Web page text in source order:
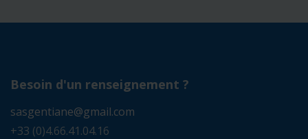
Besoin d'un renseignement ?
sasgentiane@gmail.com
+33 (0)4.66.41.04.16